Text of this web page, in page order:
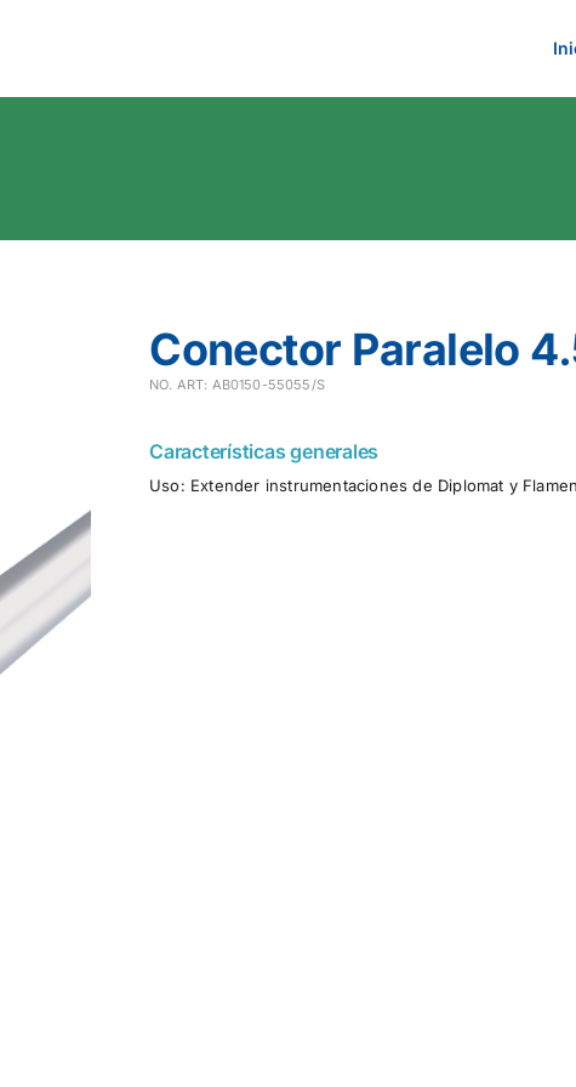
Conector Paralelo
NO. ART: AB0150-55055/S
Características generales
Uso: Extender instrumentaciones de Diplomat y